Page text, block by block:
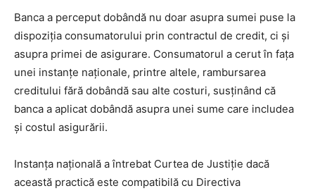
Banca a perceput dobândă nu doar asupra sumei puse la
dispoziția consumatorului prin contractul de credit, ci și
asupra primei de asigurare. Consumatorul a cerut în fața
unei instanțe naționale, printre altele, rambursarea
creditului fără dobândă sau alte costuri, susținând că
banca a aplicat dobândă asupra unei sume care includea
și costul asigurării.
Instanța națională a întrebat Curtea de Justiție dacă
această practică este compatibilă cu Directiva